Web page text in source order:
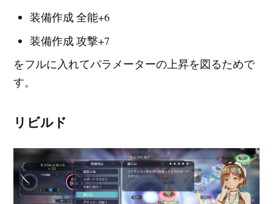
装備作成 全能+6
装備作成 攻撃+7
をフルに入れてパラメーターの上昇を図るためで
す。
リビルド